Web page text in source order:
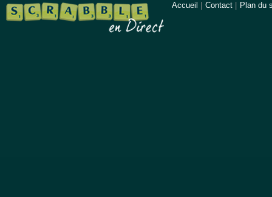
Accueil Contact Plan du